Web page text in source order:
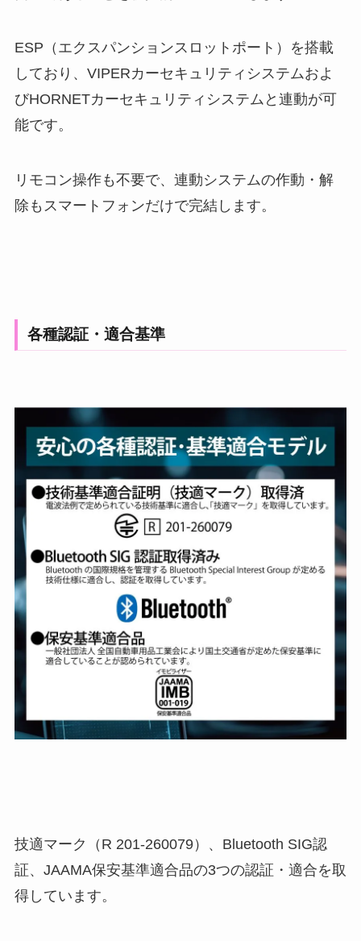
ESP（エクスパンションスロットポート）を搭載
しており、VIPERカーセキュリティシステムおよ
びHORNETカーセキュリティシステムと連動が可
能です。
リモコン操作も不要で、連動システムの作動・解
除もスマートフォンだけで完結します。
各種認証・適合基準
技適マーク（R 201-260079）、Bluetooth SIG認
証、JAAMA保安基準適合品の3つの認証・適合を取
得しています。